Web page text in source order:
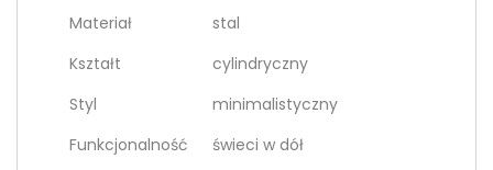
Materiał
stal
Kształt
cylindryczny
Styl
minimalistyczny
Funkcjonalność
świeci w dół